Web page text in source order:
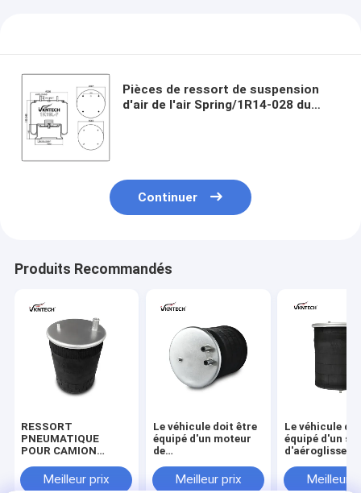
Pièces de ressort de suspension
d'air de l'air Spring/1R14-028 du
Continuer
Produits Recommandés
RESSORT
PNEUMATIQUE
POUR CAMION
AIRTECH 34915-01 C
BLACKTECH
Meilleur prix
Le véhicule doit être
équipé d'un moteur
de
Contitech 4912NP08
Goodyear 1R13-713
Meilleur prix
Le véhicule
équipé d'un
Contitech
Firestone
Meilleur